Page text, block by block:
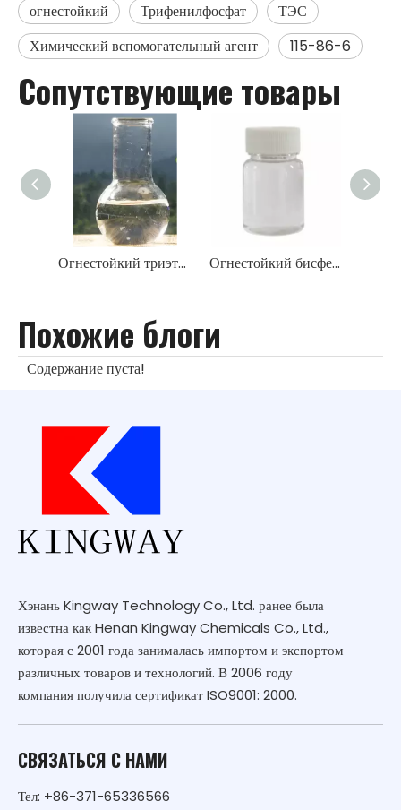
огнестойкий Трифенилфосфат
ТЭС
Химический вспомогательный агент
115-86-6
Сопутствующие товары
Огнестойкий триэтилфосфат ТЭП Огнестойкий бисфенол-А-бис(дифенилфосфат) BDP
Похожие блоги
Содержание пуста!
Хэнань Kingway Technology Co., Ltd. ранее была
известна как Henan Kingway Chemicals Co., Ltd.,
которая с 2001 года занималась импортом и экспортом
различных товаров и технологий. В 2006 году
компания получила сертификат ISO9001: 2000.
СВЯЗАТЬСЯ С НАМИ
Тел: +86-371-65336566